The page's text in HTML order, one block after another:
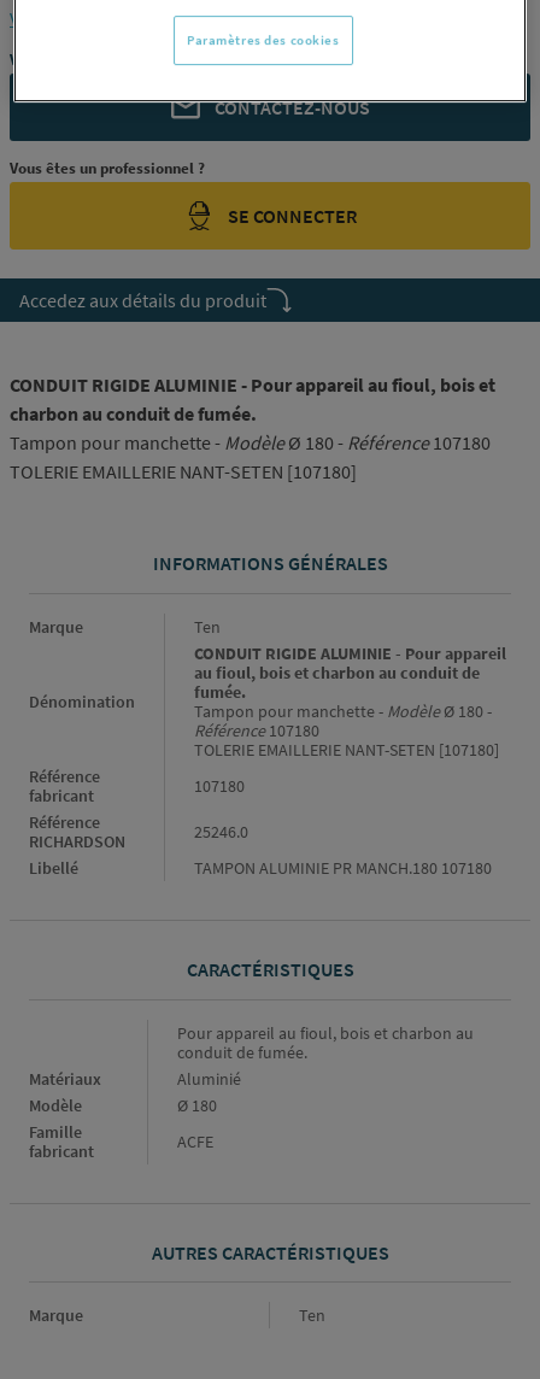
Voir la description complète
Vous avez un projet ?
CONTACTEZ-NOUS
Vous êtes un professionnel ?
SE CONNECTER
Accedez aux détails du produit
CONDUIT RIGIDE ALUMINIE - Pour appareil au fioul, bois et
charbon au conduit de fumée.
Tampon pour manchette - ModèleØ 180 - Référence107180
TOLERIE EMAILLERIE NANT-SETEN [107180]
INFORMATIONS GÉNÉRALES
Informations générales
Marque Ten
Dénomination
CONDUIT RIGIDE ALUMINIE - Pour appareil
au fioul, bois et charbon au conduit de
fumée.
Tampon pour manchette - ModèleØ 180 -
Référence107180
TOLERIE EMAILLERIE NANT-SETEN [107180]
Référence
fabricant
107180
Référence
RICHARDSON
25246.0
Libellé
TAMPON ALUMINIE PR MANCH.180 107180
CARACTÉRISTIQUES
Pour appareil au fioul, bois et charbon au
conduit de fumée.
Matériaux
Aluminié
Modèle
Ø 180
Famille
fabricant
ACFE
AUTRES CARACTÉRISTIQUES
Marque Marque
Ten
Paramètres des cookies